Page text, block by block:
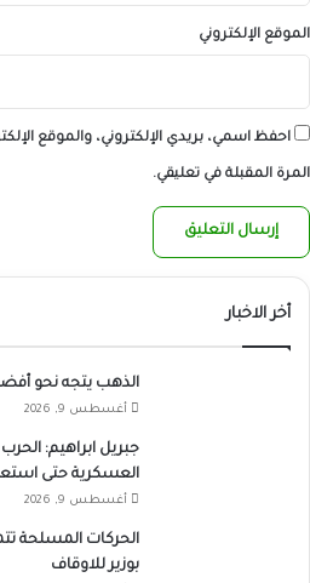
الموقع الإلكتروني
احفظ اسمي، بريدي الإلكتروني، والموقع
المرة المقبلة في تعليقي.
أخر الاخبار
الذهب يتجه نحو
أغسطس 9, 2026
جبريل ابراهيم:
العسكرية حتى
أغسطس 9, 2026
الحركات المسلحة
بوزير للاوقاف